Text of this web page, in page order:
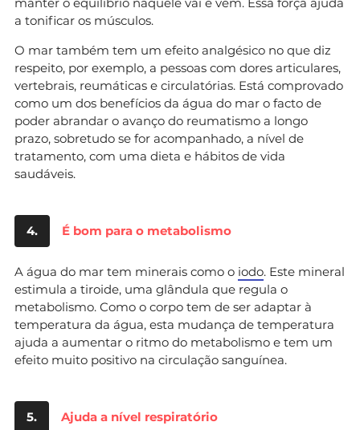
a tonificar os músculos.
O mar também tem um efeito analgésico no que diz
respeito, por exemplo, a pessoas com dores articulares,
vertebrais, reumáticas e circulatórias. Está comprovado
como um dos benefícios da água do mar o facto de
poder abrandar o avanço do reumatismo a longo
prazo, sobretudo se for acompanhado, a nível de
tratamento, com uma dieta e hábitos de vida
saudáveis.
4. É bom para o metabolismo
A água do mar tem minerais como o iodo. Este mineral
estimula a tiroide, uma glândula que regula o
metabolismo. Como o corpo tem de ser adaptar à
temperatura da água, esta mudança de temperatura
ajuda a aumentar o ritmo do metabolismo e tem um
efeito muito positivo na circulação sanguínea.
5. Ajuda a nível respiratório